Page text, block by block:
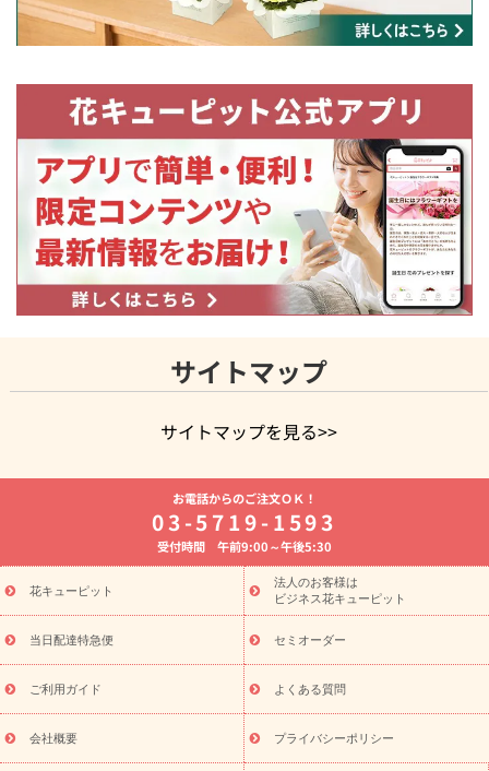
サイトマップ
サイトマップを見る>>
よく贈られる花
お祝いの花特集
誕生日フラワーギフト特集
8月の誕生花(トルコキキョウ)
開店・開業祝い
お供え・お悔やみ お供え・お悔やみの花
通夜・葬儀に贈る花 胡蝶蘭・花鉢
ーブドフラワー
季節のイベント
ひまわり ギフト・プレゼント
特集
お盆 花（新盆・初盆） 季節のイベント
お盆 花（新
盆・初盆）
お盆 花（新盆・初盆）
お盆・お供え 花とセットギ
フト
お盆・お供え プリザーブドフラワー
ひまわり ギフト・プ
レゼント特集
夏の花贈り・お中元・暑中見舞い 花のギフト特集
敬老の日におくる花ギフト・プレゼント特集
花ギフト・プレゼント特集
敬老の日 花のおすすめランキング
敬
老の日 花鉢植えのギフト・プレゼント特集
敬老の日 花とセットギ
フト・プレゼント特集
敬老の日の花 全てのギフト一覧
キャン
お電話からのご注文ＯＫ！
03-5719-1593
受付時間 午前9:00～午後5:30
花キューピット
法人のお客様は
ビジネス花キューピット
当日配達特急便 セミオーダー
ご利用ガイド よくある質問
会社概要 プライバシーポリシー